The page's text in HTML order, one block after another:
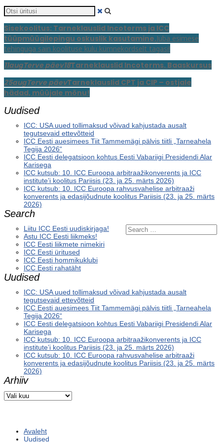
Otsi
üritusi
Sisekoolitus: Tarneklauslid Incoterms ja ICC
tüüpmüügilepingu oskuslik kasutamine.Juba esimese
tehinguga sain koolituse kulu kümnekordselt tagasi!
11augTerve päev18Tarneklauslid Incoterms. Baaskursus
25augTerve päevTarneklauslid CPT ja CIP – ostjale
hädad, müüjale mõnu!
Uudised
ICC: USA uued tollimaksud võivad kahjustada ausalt
tegutsevaid ettevõtteid
ICC Eesti auesimees Tiit Tammemägi pälvis tiitli „Tarneahela
Tegija 2026“
ICC Eesti delegatsioon kohtus Eesti Vabariigi Presidendi Alar
Karisega
ICC kutsub: 10. ICC Euroopa arbitraažikonverents ja ICC
institute’i koolitus Pariisis (23. ja 25. märts 2026)
ICC kutsub: 10. ICC Euroopa rahvusvahelise arbitraaži
konverents ja edasijõudnute koolitus Pariisis (23. ja 25. märts
2026)
Search
Liitu ICC Eesti uudiskirjaga!
Astu ICC Eesti liikmeks!
ICC Eesti liikmete nimekiri
ICC Eesti üritused
ICC Eesti hommikuklubi
ICC Eesti rahatäht
Uudised
ICC: USA uued tollimaksud võivad kahjustada ausalt
tegutsevaid ettevõtteid
ICC Eesti auesimees Tiit Tammemägi pälvis tiitli „Tarneahela
Tegija 2026“
ICC Eesti delegatsioon kohtus Eesti Vabariigi Presidendi Alar
Karisega
ICC kutsub: 10. ICC Euroopa arbitraažikonverents ja ICC
institute’i koolitus Pariisis (23. ja 25. märts 2026)
ICC kutsub: 10. ICC Euroopa rahvusvahelise arbitraaži
konverents ja edasijõudnute koolitus Pariisis (23. ja 25. märts
2026)
Arhiiv
Arhiiv
Avaleht
Uudised